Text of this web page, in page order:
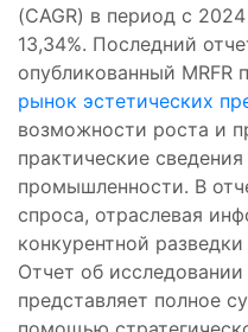
(CAGR) в период с
13,34%. Последний
опубликованный MRFR
рынок эстетических
возможности роста и
практические
промышленности. В
спроса, отраслевая
конкурентной
Отчет об
представляет полное